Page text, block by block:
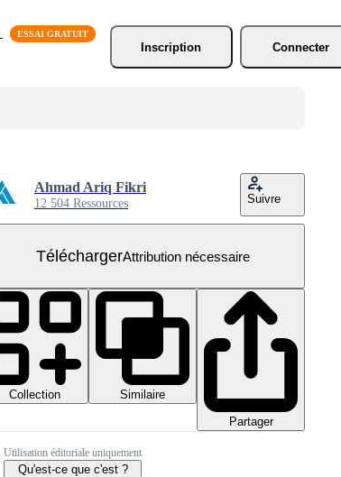
Inscription
Connecter
Ahmad Ariq Fikri
12 504 Ressources Suivre
TéléchargerAttribution nécessaire
Collection
Similaire
Partager
Utilisation éditoriale uniquement
Qu'est-ce que c'est ?